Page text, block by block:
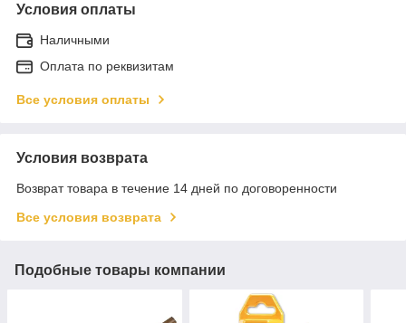
Условия оплаты
Наличными
Оплата по реквизитам
Все условия оплаты
Условия возврата
Возврат товара в течение 14 дней по договоренности
Все условия возврата
Подобные товары компании